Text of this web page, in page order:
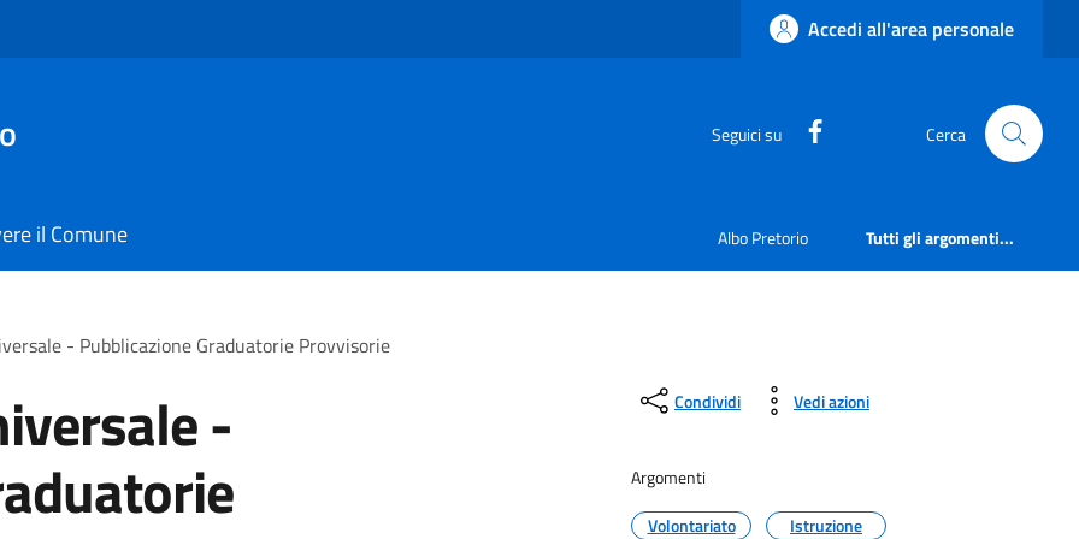
Accedi all'area personale
Seguici su https:// Cerca
il Comune Albo Pretorio Tutti gli argomenti...
- Pubblicazione Graduatorie Provvisorie
- Condividi Vedi azioni
Argomenti
Volontariato
Istruzione